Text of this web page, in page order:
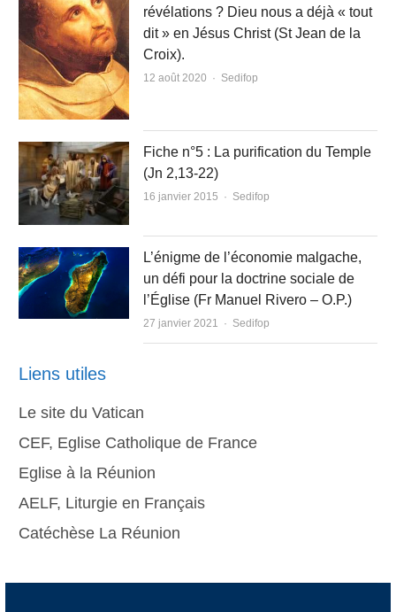
révélations ? Dieu nous a déjà « tout
dit » en Jésus Christ (St Jean de la
Croix).
12 août 2020 Author
Sedifop
Fiche n°5 : La purification du Temple
(Jn 2,13-22)
16 janvier 2015 Author
Sedifop
L’énigme de l’économie malgache,
un défi pour la doctrine sociale de
l’Église (Fr Manuel Rivero – O.P.)
27 janvier 2021 Author
Sedifop
Liens utiles
Le site du Vatican
CEF, Eglise Catholique de France
Eglise à la Réunion
AELF, Liturgie en Français
Catéchèse La Réunion